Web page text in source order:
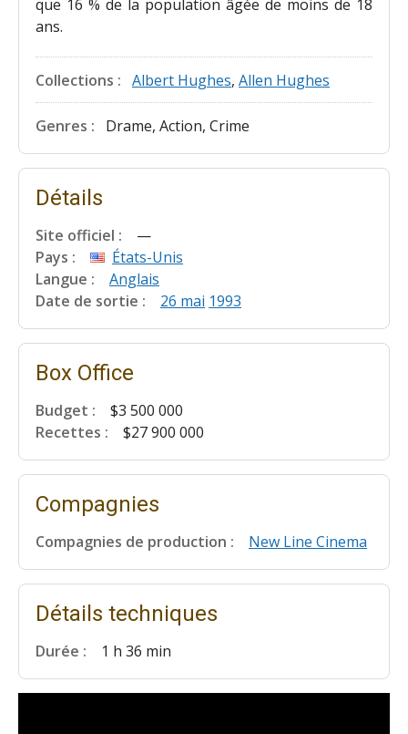
que 16 % de la population âgée de moins de 18
ans.
Collections : Albert Hughes, Allen Hughes
Genres : Drame, Action, Crime
Détails
Site officiel :
—
Pays :
États-Unis
Langue :
Anglais
Date de sortie :
26 mai 1993
Box Office
Budget :
$3 500 000
Recettes :
$27 900 000
Compagnies
Compagnies de production : New Line Cinema
Détails techniques
Durée : 1 h 36 min